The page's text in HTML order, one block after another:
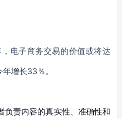
电子商务交易的价值或将达
增长33％。
负责内容的真实性、准确性和